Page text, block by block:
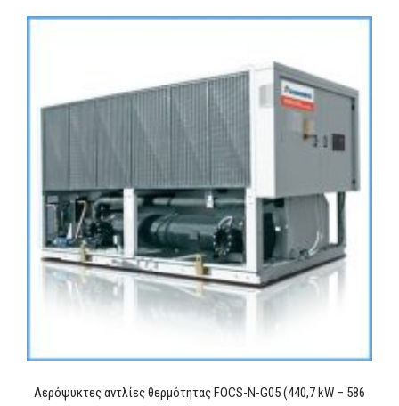
Αερόψυκτες αντλίες θερμότητας FOCS-N-G05 (440,7 kW – 586